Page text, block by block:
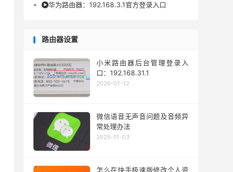
华为路由器：192.168.3.1官方登录入口
路由器设置
小米路由器后台管理登录入
口：192.168.31.1
2026-01-12
微信语音无声音问题及音频异
常处理办法
2025-11-03
怎么在快手极速版修改个人资